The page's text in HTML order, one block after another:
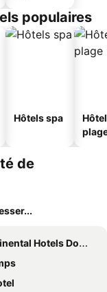
s populaires
Hôtels spa
de
Cabrits Resort & Spa By Ihg